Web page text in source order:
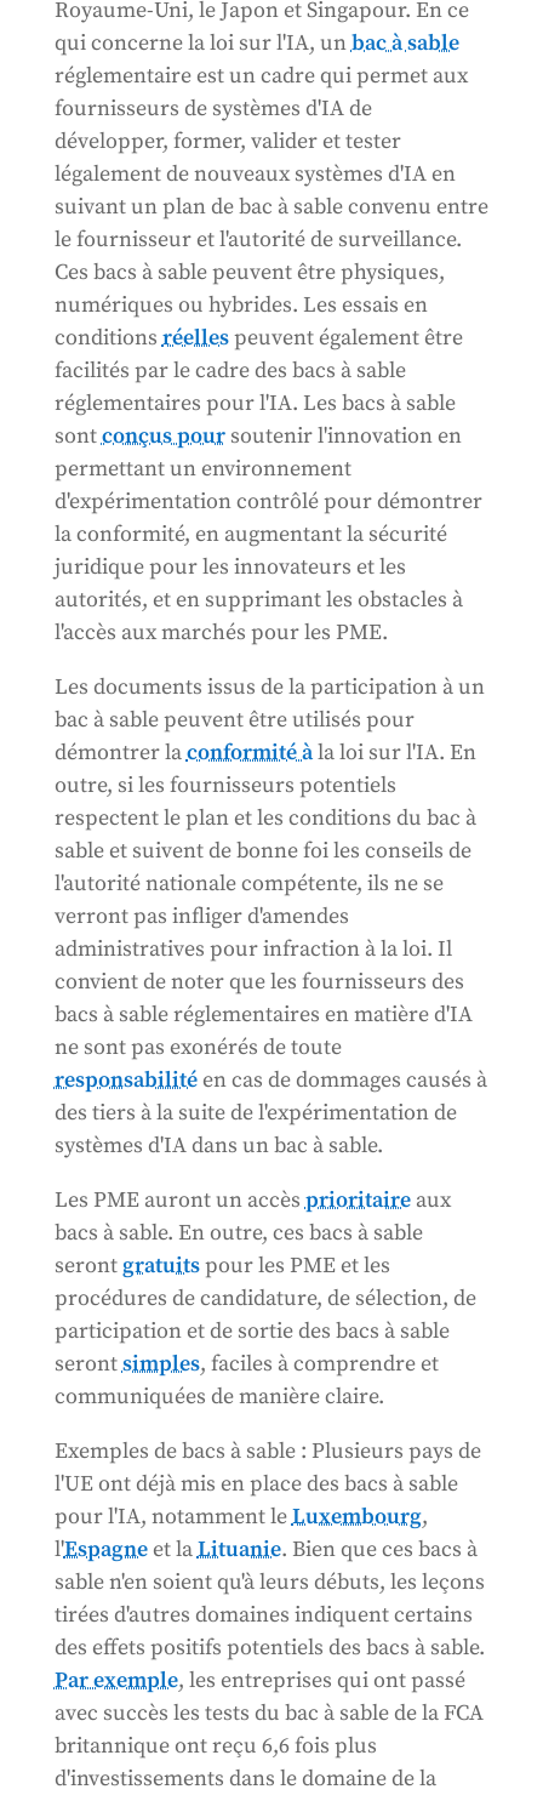
Royaume-Uni, le Japon et Singapour. En ce
qui concerne la loi sur l'IA, unbac à sable
réglementaire est un cadre qui permet aux
fournisseurs de systèmes d'IA de
développer, former, valider et tester
légalement de nouveaux systèmes d'IA en
suivant un plan de bac à sable convenu entre
le fournisseur et l'autorité de surveillance.
Ces bacs à sable peuvent être physiques,
numériques ou hybrides. Les essais en
conditions réellespeuvent également être
facilités par le cadre des bacs à sable
réglementaires pour l'IA. Les bacs à sable
sontconçus poursoutenir l'innovation en
permettant un environnement
d'expérimentation contrôlé pour démontrer
la conformité, en augmentant la sécurité
juridique pour les innovateurs et les
autorités, et en supprimant les obstacles à
l'accès aux marchés pour les PME.
Les documents issus de la participation à un
bac à sable peuvent être utilisés pour
démontrer laconformité àla loi sur l'IA. En
outre, si les fournisseurs potentiels
respectent le plan et les conditions du bac à
sable et suivent de bonne foi les conseils de
l'autorité nationale compétente, ils ne se
verront pas infliger d'amendes
administratives pour infraction à la loi. Il
convient de noter que les fournisseurs des
bacs à sable réglementaires en matière d'IA
ne sont pas exonérés de toute
responsabilitéen cas de dommages causés à
des tiers à la suite de l'expérimentation de
systèmes d'IA dans un bac à sable.
Les PME auront un accès prioritaireaux
bacs à sable. En outre, ces bacs à sable
seront gratuitspour les PME et les
procédures de candidature, de sélection, de
participation et de sortie des bacs à sable
serontsimples, faciles à comprendre et
communiquées de manière claire.
Exemples de bacs à sable : Plusieurs pays de
l'UE ont déjà mis en place des bacs à sable
pour l'IA, notamment leLuxembourg,
l'Espagneet laLituanie. Bien que ces bacs à
sable n'en soient qu'à leurs débuts, les leçons
tirées d'autres domaines indiquent certains
des effets positifs potentiels des bacs à sable.
Par exemple, les entreprises qui ont passé
avec succès les tests du bac à sable de la FCA
britannique ont reçu 6,6 fois plus
d'investissements dans le domaine de la